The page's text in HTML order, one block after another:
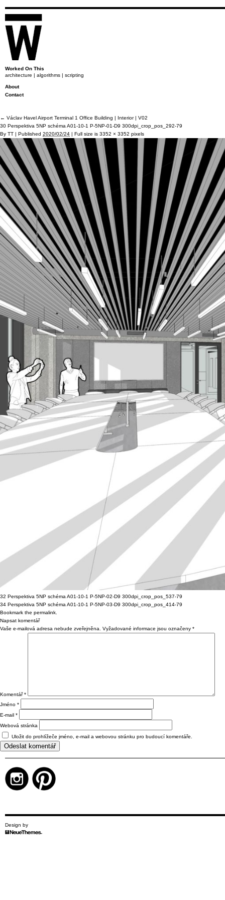
Worked On This
architecture | algorithms | scripting
About
Contact
← Václav Havel Airport Terminal 1 Office Building | Interior | V02
30 Perspektiva 5NP schéma A01-10-1 P-5NP-01-D9 300dpi_crop_pos_292-79
By TT | Published 2020/02/24 | Full size is 3352 × 3352 pixels
32 Perspektiva 5NP schéma A01-10-1 P-5NP-02-D9 300dpi_crop_pos_537-79
34 Perspektiva 5NP schéma A01-10-1 P-5NP-03-D9 300dpi_crop_pos_414-79
Bookmark the permalink
Napsat komentář
Vaše e-mailová adresa nebude zveřejněna.
Vyžadované informace jsou označeny *
Komentář*
Jméno *
E-mail *
Webová stránka
Uložit do prohlížeče jméno, e-mail a webovou stránku pro budoucí komentáře.
Design by